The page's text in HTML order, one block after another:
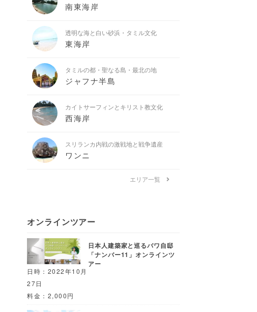
南東海岸
透明な海と白い砂浜・タミル文化
東海岸
タミルの都・聖なる島・最北の地
ジャフナ半島
カイトサーフィンとキリスト教文化
西海岸
スリランカ内戦の激戦地と戦争遺産
ワンニ
エリア一覧
オンラインツアー
日本人建築家と巡るバワ自邸
「ナンバー11」オンラインツ
アー
日時：2022年10月
27日
料金：2,000円